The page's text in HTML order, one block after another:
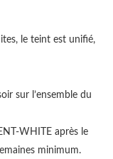
le teint est unifié,
sur l’ensemble du
WHITE après le
minimum.